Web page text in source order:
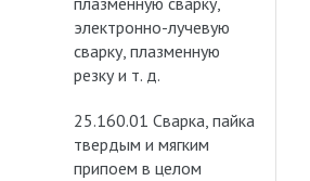
электронно-лучевую
сварку, плазменную
резку и т. д.
25.160.01 Сварка, пайка
твердым и мягким
припоем в целом